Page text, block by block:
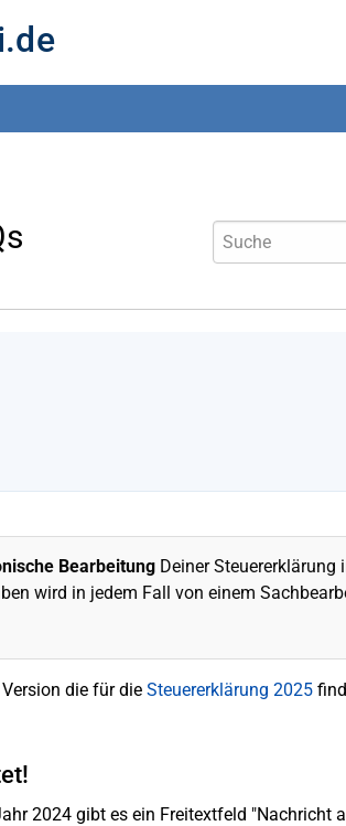
Bearbeitung Deiner Steuererklärung
wird in jedem Fall von einem
Version die für die Steuererklärung 2025
2024 gibt es ein Freitextfeld "Nachricht